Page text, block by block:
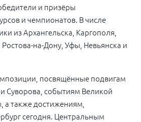
и призёры
и чемпионатов. В числе
из Архангельска, Каргополя,
на-Дону, Уфы, Невьянска и
посвящённые подвигам
Суворова, событиям Великой
а также достижениям,
сегодня. Центральным